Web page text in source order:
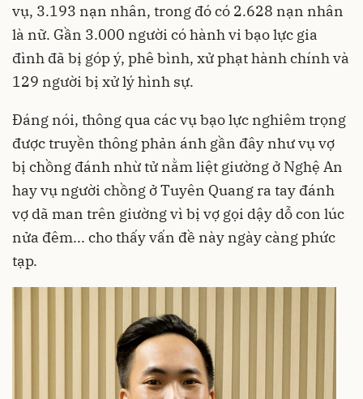
vụ, 3.193 nạn nhân, trong đó có 2.628 nạn nhân
là nữ. Gần 3.000 người có hành vi bạo lực gia
đình đã bị góp ý, phê bình, xử phạt hành chính và
129 người bị xử lý hình sự.
Đáng nói, thông qua các vụ bạo lực nghiêm trọng
được truyền thông phản ánh gần đây như vụ vợ
bị chồng đánh nhừ tử nằm liệt giường ở Nghệ An
hay vụ người chồng ở Tuyên Quang ra tay đánh
vợ dã man trên giường vì bị vợ gọi dậy dỗ con lúc
nửa đêm... cho thấy vấn đề này ngày càng phức
tạp.